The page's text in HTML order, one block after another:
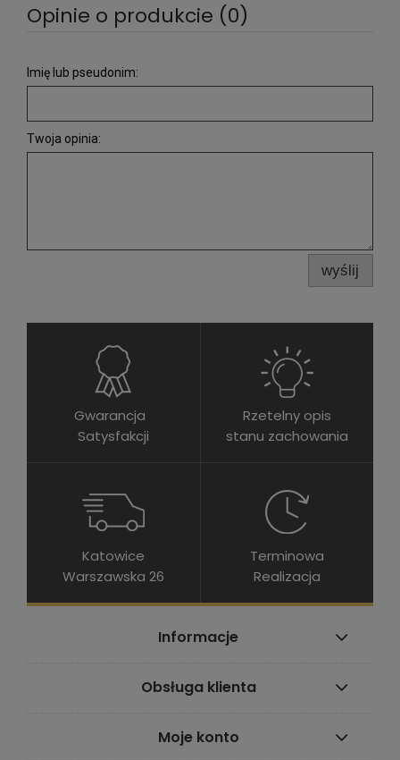
Opinie o produkcie (0)
Imię lub pseudonim:
Twoja opinia:
wyślij
Gwarancja
Satysfakcji
Rzetelny opis
stanu zachowania
Katowice
Warszawska 26
Terminowa
Realizacja
Informacje
Obsługa klienta
Moje konto